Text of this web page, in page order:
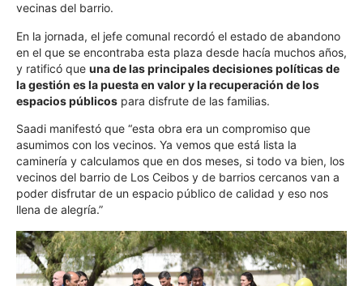
vecinas del barrio.
En la jornada, el jefe comunal recordó el estado de abandono
en el que se encontraba esta plaza desde hacía muchos años,
y ratificó que una de las principales decisiones políticas de
la gestión es la puesta en valor y la recuperación de los
espacios públicos para disfrute de las familias.
Saadi manifestó que “esta obra era un compromiso que
asumimos con los vecinos. Ya vemos que está lista la
caminería y calculamos que en dos meses, si todo va bien, los
vecinos del barrio de Los Ceibos y de barrios cercanos van a
poder disfrutar de un espacio público de calidad y eso nos
llena de alegría.”